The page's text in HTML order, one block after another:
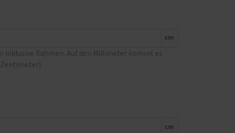
cm
inklusive Rahmen. Auf den Millimeter kommt es
Zentimeter)
cm